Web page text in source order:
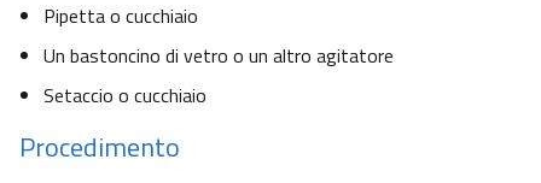
Pipetta o cucchiaio
Un bastoncino di vetro o un altro agitatore
Setaccio o cucchiaio
Procedimento